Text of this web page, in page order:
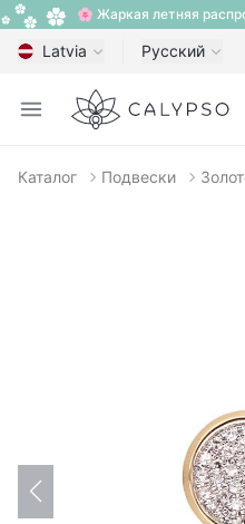
🌸 Жаркая летняя
Latvia Русский
Open menu
Calypso
Каталог Подвески